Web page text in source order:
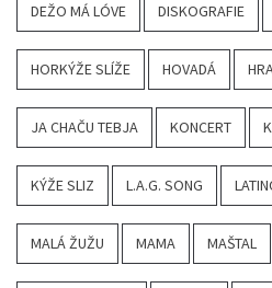
DEŽO MÁ LÓVE DISKOGRAFIE
HORKÝŽE SLÍŽE HOVADÁ
JA CHAČU TEBJA KONCERT
KÝŽE SLIZ L.A.G. SONG
MALÁ ŽUŽU MAMA MAŠTAL